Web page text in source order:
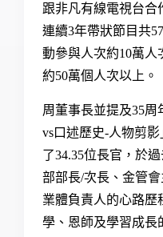
跟非凡有線電視台合
連續3年帶狀節目共
動參與人次約10萬人
約50萬個人次以上 。
周董事長並提及35周
vs口述歷史-人物剪
了34.35位長官，於
部部長/次長 、 金管
業體負責人的心路歷
學、恩師及學習成長